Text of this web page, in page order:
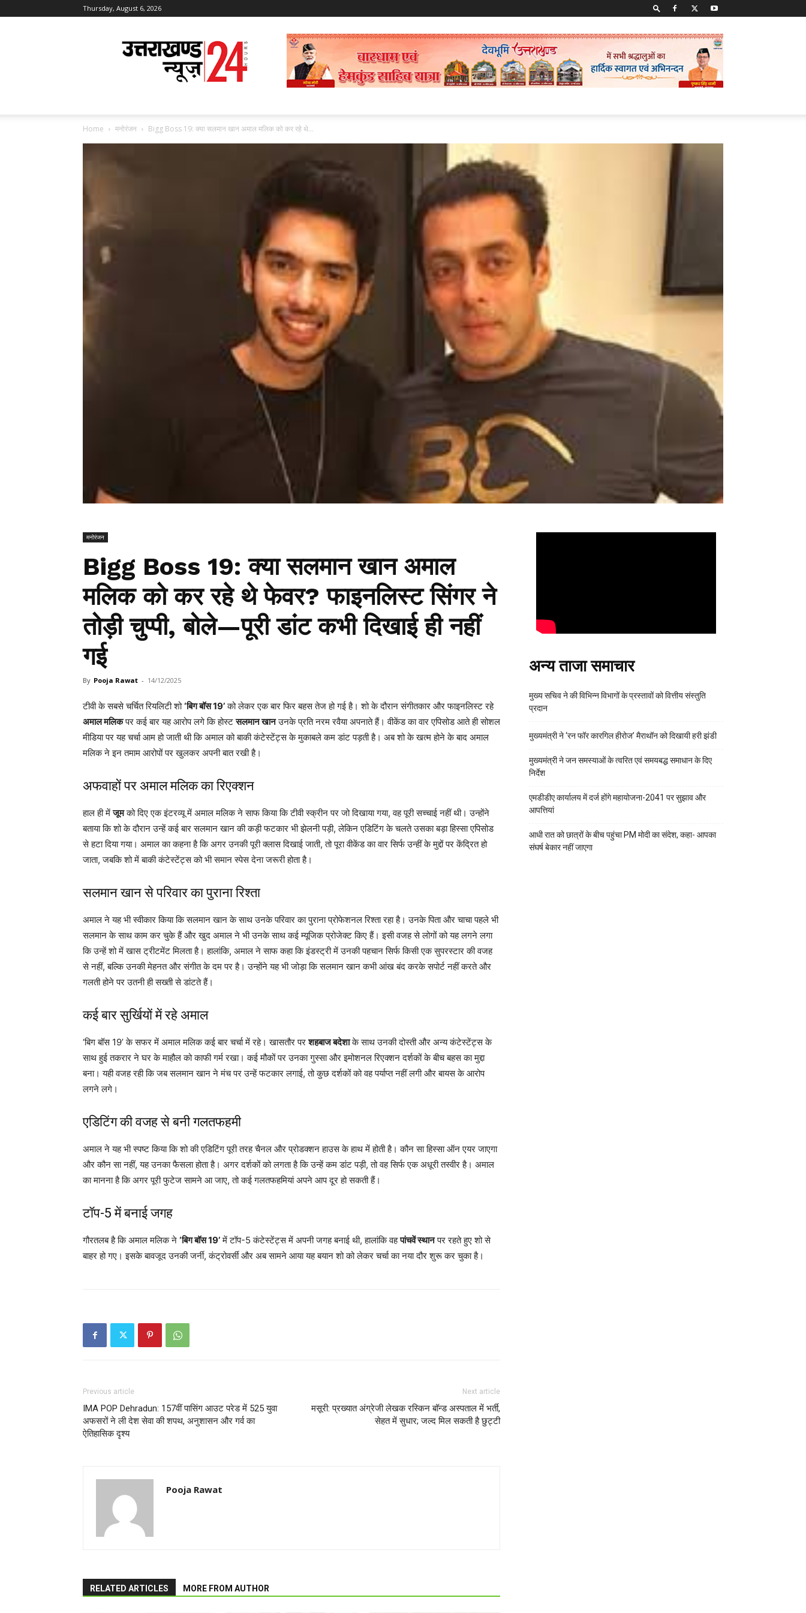
Thursday, August 6, 2026
Uttarakhand
News
24
Home मनोरंजन Bigg Boss 19: क्या सलमान खान अमाल मलिक को कर रहे थे...
मनोरंजन
Bigg Boss 19: क्या सलमान खान अमाल
मलिक को कर रहे थे फेवर? फाइनलिस्ट सिंगर ने
तोड़ी चुप्पी, बोले—पूरी डांट कभी दिखाई ही नहीं
गई
By Pooja Rawat - 14/12/2025
टीवी के सबसे चर्चित रियलिटी शो‘बिग बॉस 19’को लेकर एक बार फिर बहस तेज हो गई है। शो के दौरान संगीतकार और फाइनलिस्ट रहे
अमाल मलिकपर कई बार यह आरोप लगे कि होस्टसलमान खानउनके प्रति नरम रवैया अपनाते हैं। वीकेंड का वार एपिसोड आते ही सोशल
मीडिया पर यह चर्चा आम हो जाती थी कि अमाल को बाकी कंटेस्टेंट्स के मुकाबले कम डांट पड़ती है। अब शो के खत्म होने के बाद अमाल
मलिक ने इन तमाम आरोपों पर खुलकर अपनी बात रखी है।
अफवाहों पर अमाल मलिक का रिएक्शन
हाल ही मेंजूमको दिए एक इंटरव्यू में अमाल मलिक ने साफ किया कि टीवी स्क्रीन पर जो दिखाया गया, वह पूरी सच्चाई नहीं थी। उन्होंने
बताया कि शो के दौरान उन्हें कई बार सलमान खान की कड़ी फटकार भी झेलनी पड़ी, लेकिन एडिटिंग के चलते उसका बड़ा हिस्सा एपिसोड
से हटा दिया गया। अमाल का कहना है कि अगर उनकी पूरी क्लास दिखाई जाती, तो पूरा वीकेंड का वार सिर्फ उन्हीं के मुद्दों पर केंद्रित हो
जाता, जबकि शो में बाकी कंटेस्टेंट्स को भी समान स्पेस देना जरूरी होता है।
सलमान खान से परिवार का पुराना रिश्ता
अमाल ने यह भी स्वीकार किया कि सलमान खान के साथ उनके परिवार का पुराना प्रोफेशनल रिश्ता रहा है। उनके पिता और चाचा पहले भी
सलमान के साथ काम कर चुके हैं और खुद अमाल ने भी उनके साथ कई म्यूजिक प्रोजेक्ट किए हैं। इसी वजह से लोगों को यह लगने लगा
कि उन्हें शो में खास ट्रीटमेंट मिलता है। हालांकि, अमाल ने साफ कहा कि इंडस्ट्री में उनकी पहचान सिर्फ किसी एक सुपरस्टार की वजह
से नहीं, बल्कि उनकी मेहनत और संगीत के दम पर है। उन्होंने यह भी जोड़ा कि सलमान खान कभी आंख बंद करके सपोर्ट नहीं करते और
गलती होने पर उतनी ही सख्ती से डांटते हैं।
कई बार सुर्खियों में रहे अमाल
‘बिग बॉस 19’ के सफर में अमाल मलिक कई बार चर्चा में रहे। खासतौर परशहबाज बदेशाके साथ उनकी दोस्ती और अन्य कंटेस्टेंट्स के
साथ हुई तकरार ने घर के माहौल को काफी गर्म रखा। कई मौकों पर उनका गुस्सा और इमोशनल रिएक्शन दर्शकों के बीच बहस का मुद्दा
बना। यही वजह रही कि जब सलमान खान ने मंच पर उन्हें फटकार लगाई, तो कुछ दर्शकों को वह पर्याप्त नहीं लगी और बायस के आरोप
लगने लगे।
एडिटिंग की वजह से बनी गलतफहमी
अमाल ने यह भी स्पष्ट किया कि शो की एडिटिंग पूरी तरह चैनल और प्रोडक्शन हाउस के हाथ में होती है। कौन सा हिस्सा ऑन एयर जाएगा
और कौन सा नहीं, यह उनका फैसला होता है। अगर दर्शकों को लगता है कि उन्हें कम डांट पड़ी, तो वह सिर्फ एक अधूरी तस्वीर है। अमाल
का मानना है कि अगर पूरी फुटेज सामने आ जाए, तो कई गलतफहमियां अपने आप दूर हो सकती हैं।
टॉप-5 में बनाई जगह
गौरतलब है कि अमाल मलिक ने ‘बिग बॉस 19’में टॉप-5 कंटेस्टेंट्स में अपनी जगह बनाई थी, हालांकि वहपांचवें स्थानपर रहते हुए शो से
बाहर हो गए। इसके बावजूद उनकी जर्नी, कंट्रोवर्सी और अब सामने आया यह बयान शो को लेकर चर्चा का नया दौर शुरू कर चुका है।
Previous article
IMA POP Dehradun: 157वीं पासिंग आउट परेड में 525 युवा
अफसरों ने ली देश सेवा की शपथ, अनुशासन और गर्व का
ऐतिहासिक दृश्य
Next article
मसूरी: प्रख्यात अंग्रेजी लेखक रस्किन बॉन्ड अस्पताल में भर्ती,
सेहत में सुधार; जल्द मिल सकती है छुट्टी
Pooja Rawat
RELATED ARTICLES MORE FROM AUTHOR
अन्य ताजा समाचार
मुख्य सचिव ने की विभिन्न विभागों के प्रस्तावों को वित्तीय संस्तुति
प्रदान
मुख्यमंत्री ने ‘रन फॉर कारगिल हीरोज’ मैराथॉन को दिखायी हरी झंडी
मुख्यमंत्री ने जन समस्याओं के त्वरित एवं समयबद्ध समाधान के दिए
निर्देश
एमडीडीए कार्यालय में दर्ज होंगे महायोजना-2041 पर सुझाव और
आपत्तियां
आधी रात को छात्रों के बीच पहुंचा PM मोदी का संदेश, कहा- आपका
संघर्ष बेकार नहीं जाएगा